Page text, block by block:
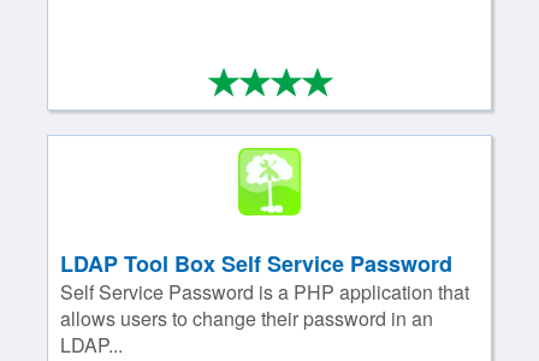
****
4/4
LDAP Tool Box Self Service Password
Self Service Password is a PHP application that
allows users to change their password in an
LDAP...